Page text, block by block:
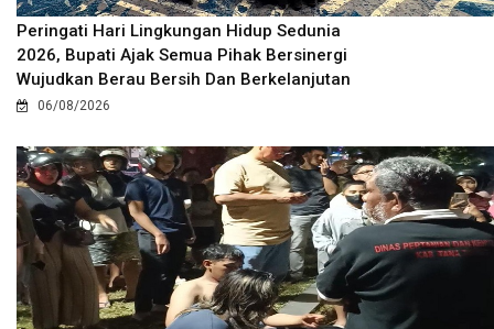
Peringati Hari Lingkungan Hidup Sedunia
2026, Bupati Ajak Semua Pihak Bersinergi
Wujudkan Berau Bersih Dan Berkelanjutan
06/08/2026